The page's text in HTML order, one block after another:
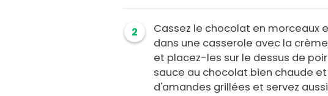
2
Cassez le chocolat en morceaux
dans une casserole avec la
et placez-les sur le dessus de
sauce au chocolat bien chaude
d'amandes grillées et servez